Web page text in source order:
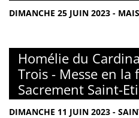
DIMANCHE 25 JUIN 2023 -
Homélie du
Trois - Messe en la
Sacrement Saint-
DIMANCHE 11 JUIN 2023 -